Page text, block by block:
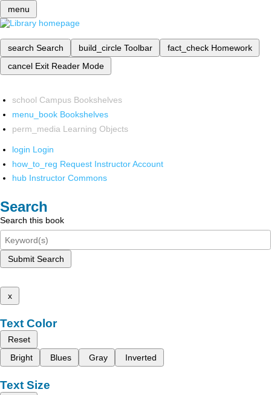
menu
search Search build_circle Toolbar fact_check Homework
cancel Exit Reader Mode
school Campus Bookshelves
menu_book Bookshelves
perm_media Learning Objects
login Login
how_to_reg Request Instructor Account
hub Instructor Commons
Search
Search this book
Submit Search
x
Text Color
Reset
Bright
Blues Gray Inverted
Text Size